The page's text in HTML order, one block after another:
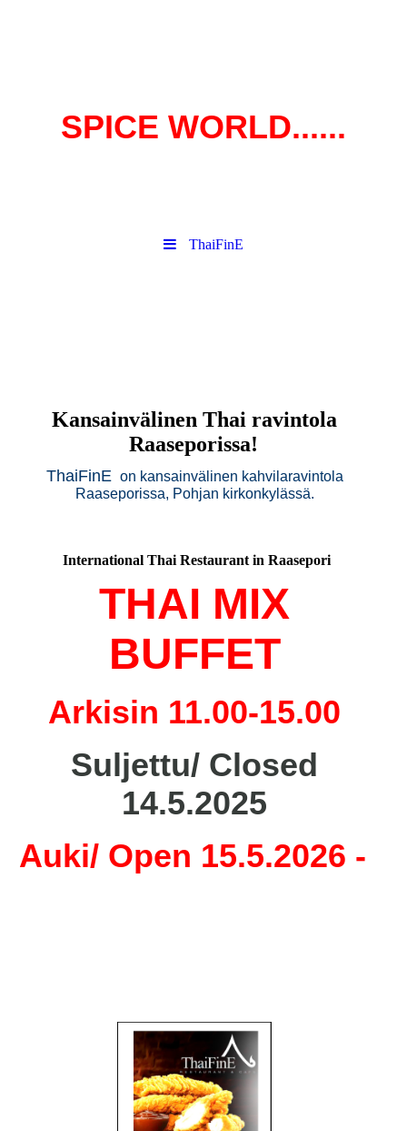
SPICE WORLD......
ThaiFinE
Kansainvälinen Thai ravintola
Raaseporissa!
ThaiFinE on kansainvälinen kahvilaravintola
Raaseporissa, Pohjan kirkonkylässä.
International Thai Restaurant in Raasepori
THAI MIX
BUFFET
Arkisin 11.00-15.00
Suljettu/ Closed
14.5.2025
Auki/ Open 15.5.2026 -